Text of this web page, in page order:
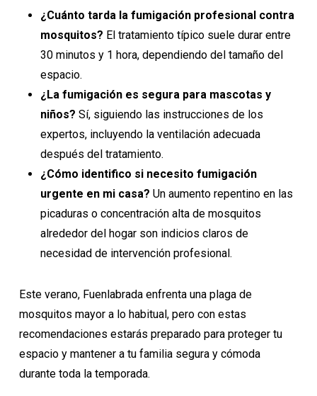
¿Cuánto tarda la fumigación profesional contra
mosquitos? El tratamiento típico suele durar entre
30 minutos y 1 hora, dependiendo del tamaño del
espacio.
¿La fumigación es segura para mascotas y
niños? Sí, siguiendo las instrucciones de los
expertos, incluyendo la ventilación adecuada
después del tratamiento.
¿Cómo identifico si necesito fumigación
urgente en mi casa? Un aumento repentino en las
picaduras o concentración alta de mosquitos
alrededor del hogar son indicios claros de
necesidad de intervención profesional.
Este verano, Fuenlabrada enfrenta una plaga de
mosquitos mayor a lo habitual, pero con estas
recomendaciones estarás preparado para proteger tu
espacio y mantener a tu familia segura y cómoda
durante toda la temporada.